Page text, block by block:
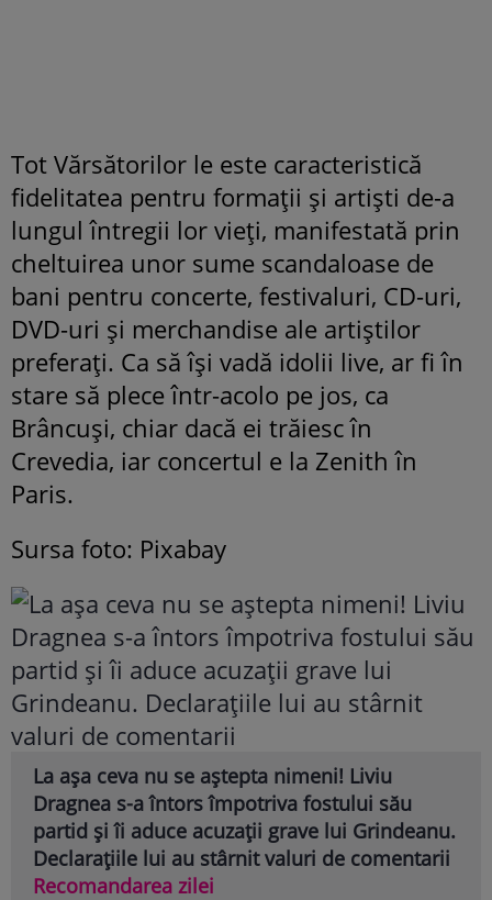
Tot Vărsătorilor le este caracteristică
fidelitatea pentru formaţii şi artişti de-a
lungul întregii lor vieţi, manifestată prin
cheltuirea unor sume scandaloase de
bani pentru concerte, festivaluri, CD-uri,
DVD-uri şi merchandise ale artiştilor
preferaţi. Ca să îşi vadă idolii live, ar fi în
stare să plece într-acolo pe jos, ca
Brâncuşi, chiar dacă ei trăiesc în
Crevedia, iar concertul e la Zenith în
Paris.
Sursa foto: Pixabay
La așa ceva nu se aștepta nimeni! Liviu
Dragnea s-a întors împotriva fostului său
partid și îi aduce acuzații grave lui Grindeanu.
Declarațiile lui au stârnit valuri de comentarii
Recomandarea zilei